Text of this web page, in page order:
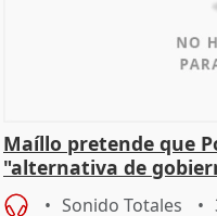
Maíllo pretende que
"alternativa de
oposición
Sonido Totales